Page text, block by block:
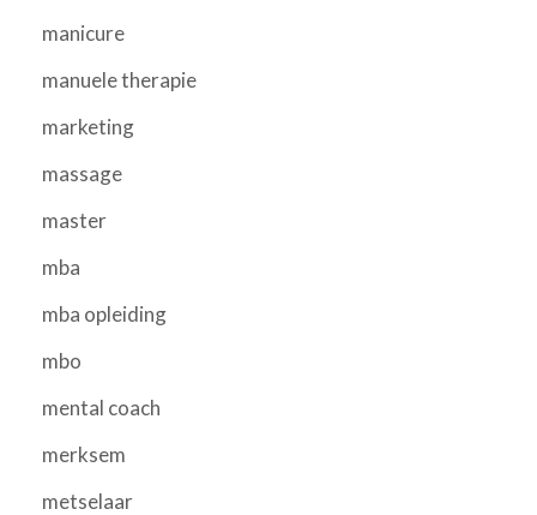
manicure
manuele therapie
marketing
massage
master
mba
mba opleiding
mbo
mental coach
merksem
metselaar